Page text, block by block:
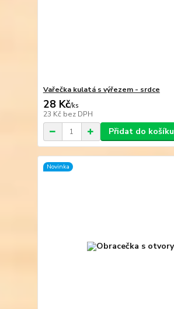
Vařečka kulatá s výřezem - srdce
28 Kč/ks
23 Kč bez DPH
Přidat do košíku
Novinka